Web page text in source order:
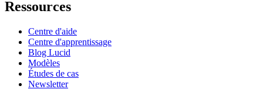
Ressources
Centre d'aide
Centre d'apprentissage
Blog Lucid
Modèles
Études de cas
Newsletter